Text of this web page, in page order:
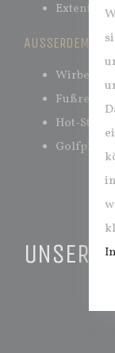
AUSSERDEM
Hot-Stone-